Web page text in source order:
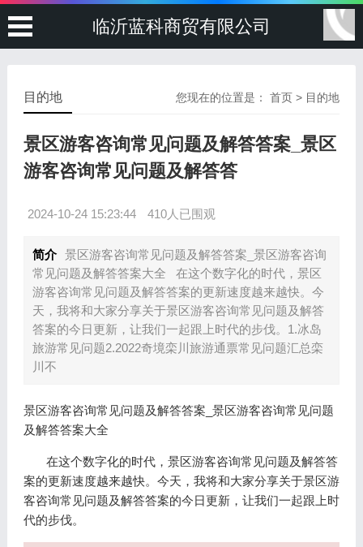
临沂蓝科商贸有限公司
您现在的位置是：首页 > 目的地
目的地
景区游客咨询常见问题及解答答案_景区
游客咨询常见问题及解答答
2024-10-24 15:23:44 410人已围观
简介 景区游客咨询常见问题及解答答案_景区游客咨询
常见问题及解答答案大全 在这个数字化的时代，景区
游客咨询常见问题及解答答案的更新速度越来越快。今
天，我将和大家分享关于景区游客咨询常见问题及解答
答案的今日更新，让我们一起跟上时代的步伐。1.冰岛
旅游常见问题2.2022奇境栾川旅游通票常见问题汇总栾
川不
景区游客咨询常见问题及解答答案_景区游客咨询常见问题
及解答答案大全
在这个数字化的时代，景区游客咨询常见问题及解答答
案的更新速度越来越快。今天，我将和大家分享关于景区游
客咨询常见问题及解答答案的今日更新，让我们一起跟上时
代的步伐。